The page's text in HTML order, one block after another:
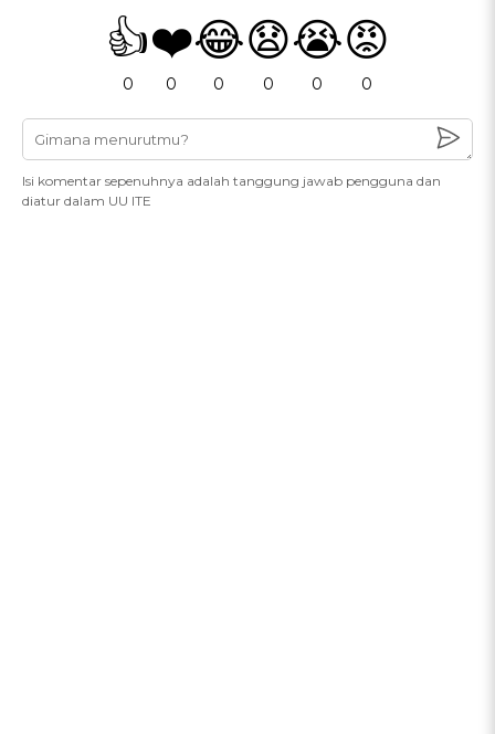
👍
0
❤️
0
😂
0
😧
0
😭
0
😡
0
Isi komentar sepenuhnya adalah tanggung jawab pengguna dan
diatur dalam UU ITE